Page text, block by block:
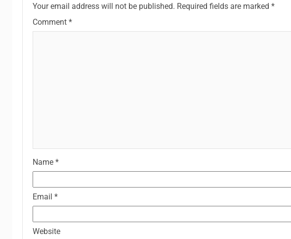
Your email address will not be published. Required fields are marked *
Comment *
Name *
Email *
Website